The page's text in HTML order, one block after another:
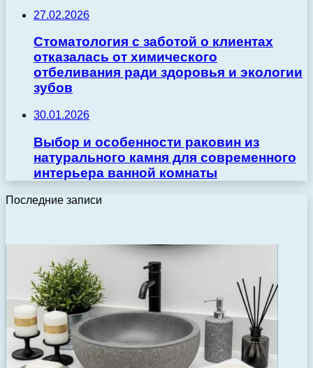
27.02.2026
Стоматология с заботой о клиентах
отказалась от химического
отбеливания ради здоровья и экологии
зубов
30.01.2026
Выбор и особенности раковин из
натурального камня для современного
интерьера ванной комнаты
Последние записи